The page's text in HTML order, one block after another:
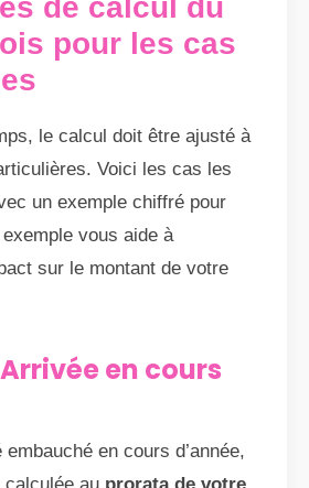
de calcul du
pour les cas
le calcul doit être ajusté à
Voici les cas les
un exemple chiffré pour
vous aide à
sur le montant de votre
Arrivée en cours
en cours d’année,